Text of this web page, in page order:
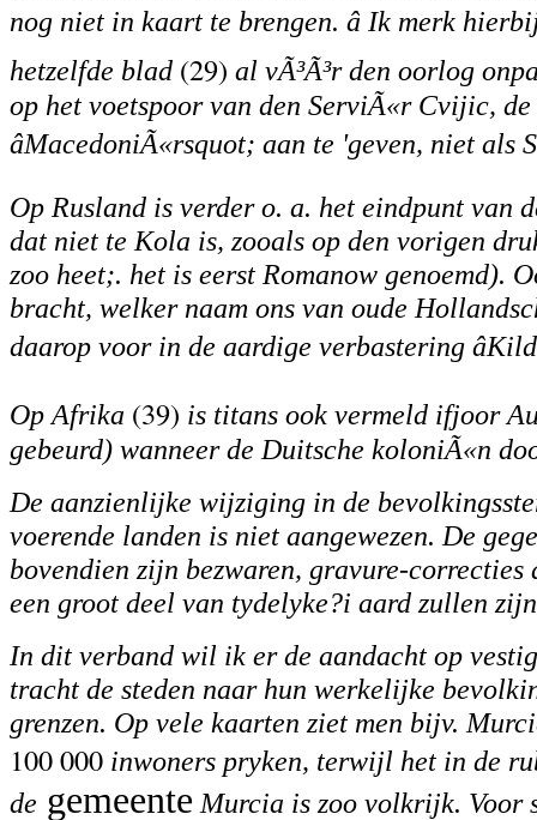
nog niet in kaart te brengen. â Ik merk
hetzelfde blad (29) al vÃ³Ã³r den oorlog
op het voetspoor van den ServiÃ«r Cvijic,
âMacedoniÃ«rsquot; aan te 'geven, niet als
Op Rusland is verder o. a. het eindpunt van
dat niet te Kola is, zooals op den vorigen
zoo heet;. het is eerst Romanow genoemd).
bracht, welker naam ons van oude
daarop voor in de aardige verbastering
Op Afrika (39) is titans ook vermeld ifjoor
gebeurd) wanneer de Duitsche koloniÃ«n
De aanzienlijke wijziging in de
voerende landen is niet aangewezen. De
bovendien zijn bezwaren, gravure-
een groot deel van tydelyke?i aard zullen zijn
In dit verband wil ik er de aandacht op
tracht de steden naar hun werkelijke
grenzen. Op vele kaarten ziet men bijv.
100 000 inwoners pryken, terwijl het in de
de gemeente Murcia is zoo volkrijk. Voor